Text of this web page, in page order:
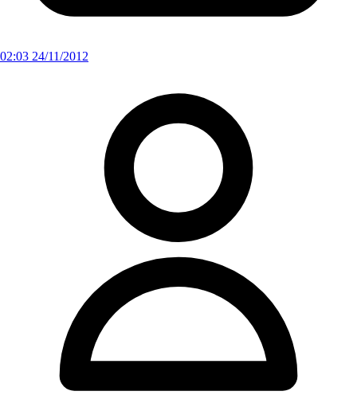
02:03 24/11/2012